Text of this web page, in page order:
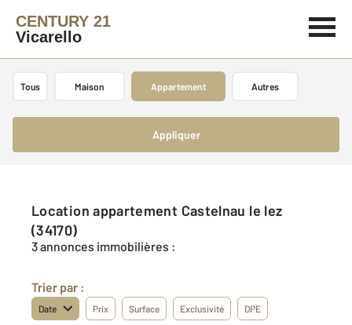
CENTURY 21
Vicarello
Tous Maison Appartement Autres
Appliquer
Location appartement Castelnau le lez
(34170)
3 annonces immobilières :
Trier par :
Date Prix Surface Exclusivité DPE